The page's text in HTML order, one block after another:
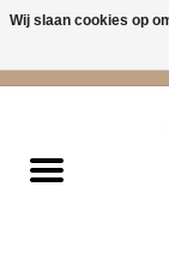
Kleding
Wij slaan cookies op